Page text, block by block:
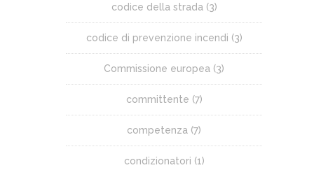
codice della strada (3)
codice di prevenzione incendi (3)
Commissione europea (3)
committente (7)
competenza (7)
condizionatori (1)